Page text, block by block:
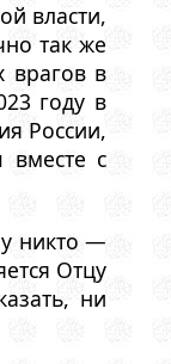
власти,
так же
врагов в
году в
России,
с
никто —
Отцу
ни